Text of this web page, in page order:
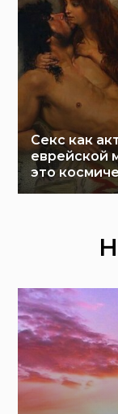
Секс как
еврейской
это